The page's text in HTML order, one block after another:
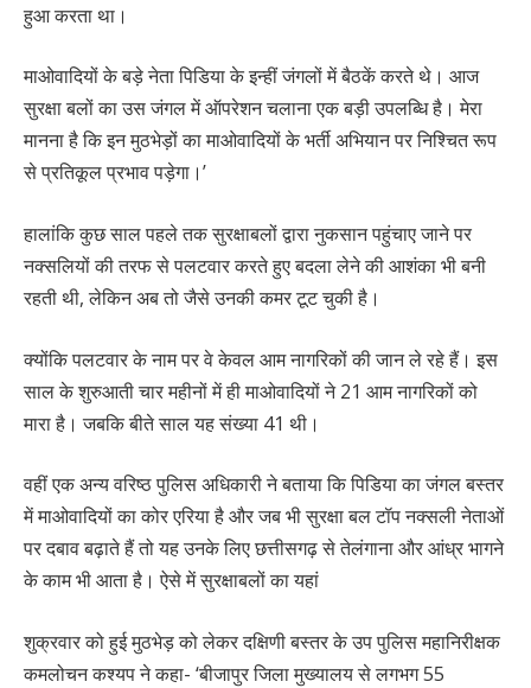
हुआ करता था।
माओवादियों के बड़े नेता पिडिया के इन्हीं जंगलों में बैठकें करते थे। आज
सुरक्षा बलों का उस जंगल में ऑपरेशन चलाना एक बड़ी उपलब्धि है। मेरा
मानना है कि इन मुठभेड़ों का माओवादियों के भर्ती अभियान पर निश्चित रूप
से प्रतिकूल प्रभाव पड़ेगा।’
हालांकि कुछ साल पहले तक सुरक्षाबलों द्वारा नुकसान पहुंचाए जाने पर
नक्सलियों की तरफ से पलटवार करते हुए बदला लेने की आशंका भी बनी
रहती थी, लेकिन अब तो जैसे उनकी कमर टूट चुकी है।
क्योंकि पलटवार के नाम पर वे केवल आम नागरिकों की जान ले रहे हैं। इस
साल के शुरुआती चार महीनों में ही माओवादियों ने 21 आम नागरिकों को
मारा है। जबकि बीते साल यह संख्या 41 थी।
वहीं एक अन्य वरिष्ठ पुलिस अधिकारी ने बताया कि पिडिया का जंगल बस्तर
में माओवादियों का कोर एरिया है और जब भी सुरक्षा बल टॉप नक्सली नेताओं
पर दबाव बढ़ाते हैं तो यह उनके लिए छत्तीसगढ़ से तेलंगाना और आंध्र भागने
के काम भी आता है। ऐसे में सुरक्षाबलों का यहां
शुक्रवार को हुई मुठभेड़ को लेकर दक्षिणी बस्तर के उप पुलिस महानिरीक्षक
कमलोचन कश्यप ने कहा- ‘बीजापुर जिला मुख्यालय से लगभग 55